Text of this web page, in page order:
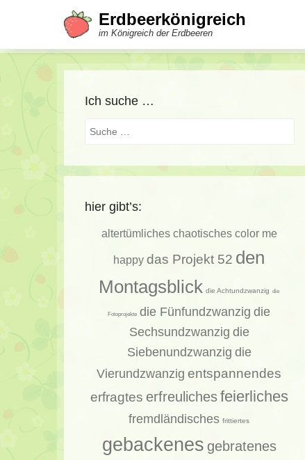
Erdbeerkönigreich
im Königreich der Erdbeeren
Ich suche …
Suche
hier gibt’s:
altertümliches chaotisches color me
happy das Projekt 52 den
Montagsblick die Achtundzwanzig die
Fotoprojekte die Fünfundzwanzig die
Sechsundzwanzig die
Siebenundzwanzig die
Vierundzwanzig entspannendes
erfragtes erfreuliches feierliches
fremdländisches frittiertes
gebackenes gebratenes